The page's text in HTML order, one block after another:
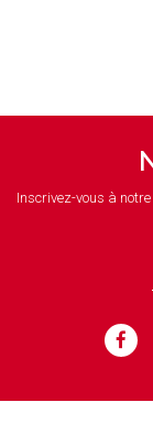
Inscrivez-vous à